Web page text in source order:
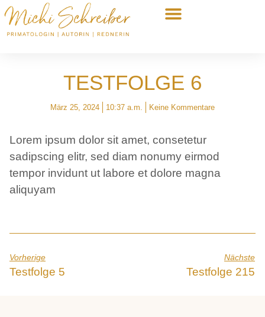
TESTFOLGE 6
März 25, 2024 10:37 a.m. Keine Kommentare
Lorem ipsum dolor sit amet, consetetur
sadipscing elitr, sed diam nonumy eirmod
tempor invidunt ut labore et dolore magna
aliquyam
Vorherige
Testfolge 5
Nächste
Testfolge 215